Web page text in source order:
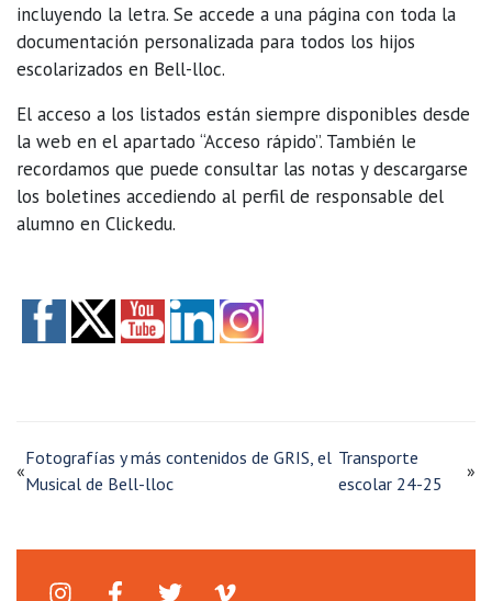
incluyendo la letra. Se accede a una página con toda la
documentación personalizada para todos los hijos
escolarizados en Bell-lloc.
El acceso a los listados están siempre disponibles desde
la web en el apartado “Acceso rápido”. También le
recordamos que puede consultar las notas y descargarse
los boletines accediendo al perfil de responsable del
alumno en Clickedu.
«
Fotografías y más contenidos de GRIS, el
Musical de Bell-lloc
Transporte
escolar 24-25
»